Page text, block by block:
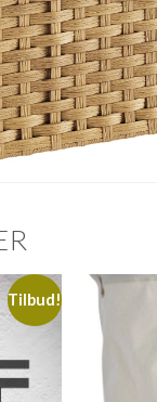
Tilbud!